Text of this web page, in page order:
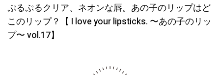
ぷるぷるクリア、ネオンな唇。あの子のリップはど
このリップ？【 I love your lipsticks. 〜あの子のリッ
プ〜 vol.17】